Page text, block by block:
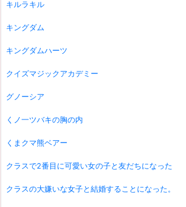
キルラキル
キングダム
キングダムハーツ
クイズマジックアカデミー
グノーシア
くノ一ツバキの胸の内
くまクマ熊ベアー
クラスで2番目に可愛い女の子と友だちになった
クラスの大嫌いな女子と結婚することになった。